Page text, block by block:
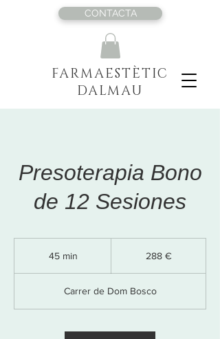
FARMAESTÈTIC
DALMAU
CONTACTA
Presoterapia Bono
de 12 Sesiones
45 min
m
i
288 €
Carrer de Dom Bosco